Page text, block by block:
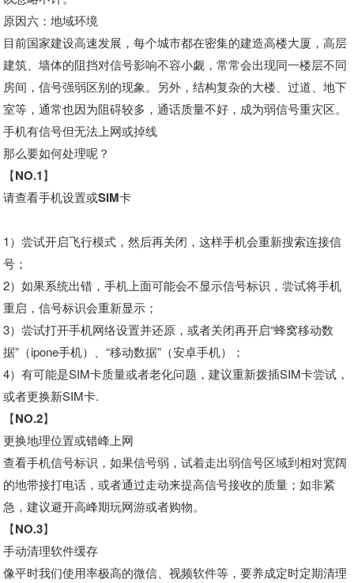
原因六：地域环境
目前国家建设高速发展，每个城市都在密集的建造高楼大厦，高层
建筑、墙体的阻挡对信号影响不容小觑，常常会出现同一楼层不同
房间，信号强弱区别的现象。另外，结构复杂的大楼、过道、地下
室等，通常也因为阻碍较多，通话质量不好，成为弱信号重灾区。
手机有信号但无法上网或掉线
那么要如何处理呢？
【NO.1】
请查看手机设置或SIM卡
1）尝试开启飞行模式，然后再关闭，这样手机会重新搜索连接信
号；
2）如果系统出错，手机上面可能会不显示信号标识，尝试将手机
重启，信号标识会重新显示；
3）尝试打开手机网络设置并还原，或者关闭再开启“蜂窝移动数
据”（ipone手机）、“移动数据”（安卓手机）；
4）有可能是SIM卡质量或者老化问题，建议重新拨插SIM卡尝试，
或者更换新SIM卡.
【NO.2】
更换地理位置或错峰上网
查看手机信号标识，如果信号弱，试着走出弱信号区域到相对宽阔
的地带接打电话，或者通过走动来提高信号接收的质量；如非紧
急，建议避开高峰期玩网游或者购物。
【NO.3】
手动清理软件缓存
像平时我们使用率极高的微信、视频软件等，要养成定时定期清理